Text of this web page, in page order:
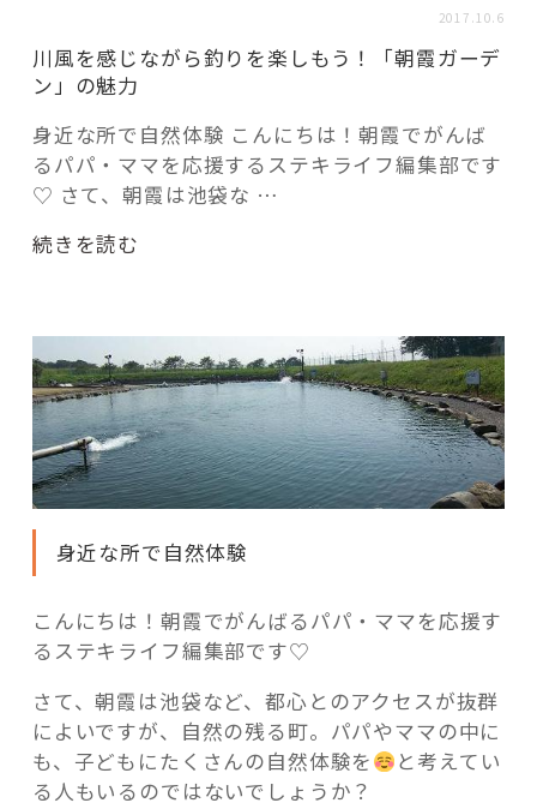
「場」
HAREL 活用事例
「モノ」
「ひと」
協賛・協力店
コーディネーター紹介
これからの暮らし 住み替え相談
2017.10.6
川風を感じながら釣りを楽しもう！「朝霞ガーデ
ン」の魅力
身近な所で自然体験 こんにちは！朝霞でがんば
るパパ・ママを応援するステキライフ編集部です
♡ さて、朝霞は池袋な …
“川
感
じ
な
が
ら
釣
り
楽
も
う！
「朝
霞
ガ
ー
続きを読む
身近な所で自然体験
こんにちは！朝霞でがんばるパパ・ママを応援す
るステキライフ編集部です♡
さて、朝霞は池袋など、都心とのアクセスが抜群
によいですが、自然の残る町。パパやママの中に
も、子どもにたくさんの自然体験を
と考えてい
る人もいるのではないでしょうか？